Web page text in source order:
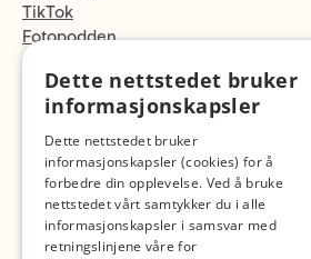
TikTok
Fotopodden
Med forbehold om skrive- og lagerfeil
Dette nettstedet bruker
informasjonskapsler
Dette nettstedet bruker
informasjonskapsler (cookies) for å
forbedre din opplevelse. Ved å bruke
nettstedet vårt samtykker du i alle
informasjonskapsler i samsvar med
retningslinjene våre for